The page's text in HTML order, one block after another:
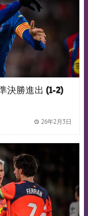
決勝進出 (1-2)
26年2月3日
badge